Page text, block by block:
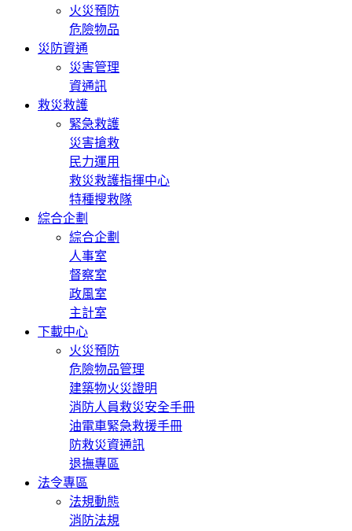
火災預防
危險物品
災防資通
災害管理
資通訊
救災救護
緊急救護
災害搶救
民力運用
救災救護指揮中心
特種搜救隊
綜合企劃
綜合企劃
人事室
督察室
政風室
主計室
下載中心
火災預防
危險物品管理
建築物火災證明
消防人員救災安全手冊
油電車緊急救援手冊
防救災資通訊
退撫專區
法令專區
法規動態
消防法規